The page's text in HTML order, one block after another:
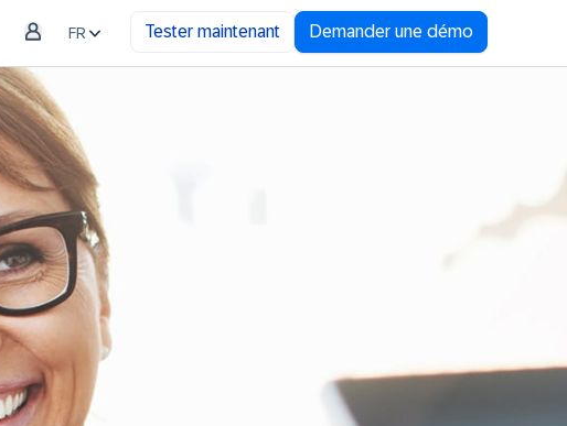
FR Tester maintenant Demander une démo